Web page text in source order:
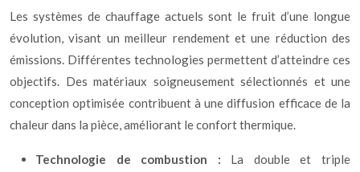
Les systèmes de chauffage actuels sont le fruit d’une longue
évolution, visant un meilleur rendement et une réduction des
émissions. Différentes technologies permettent d’atteindre ces
objectifs. Des matériaux soigneusement sélectionnés et une
conception optimisée contribuent à une diffusion efficace de la
chaleur dans la pièce, améliorant le confort thermique.
Technologie de combustion : La double et triple